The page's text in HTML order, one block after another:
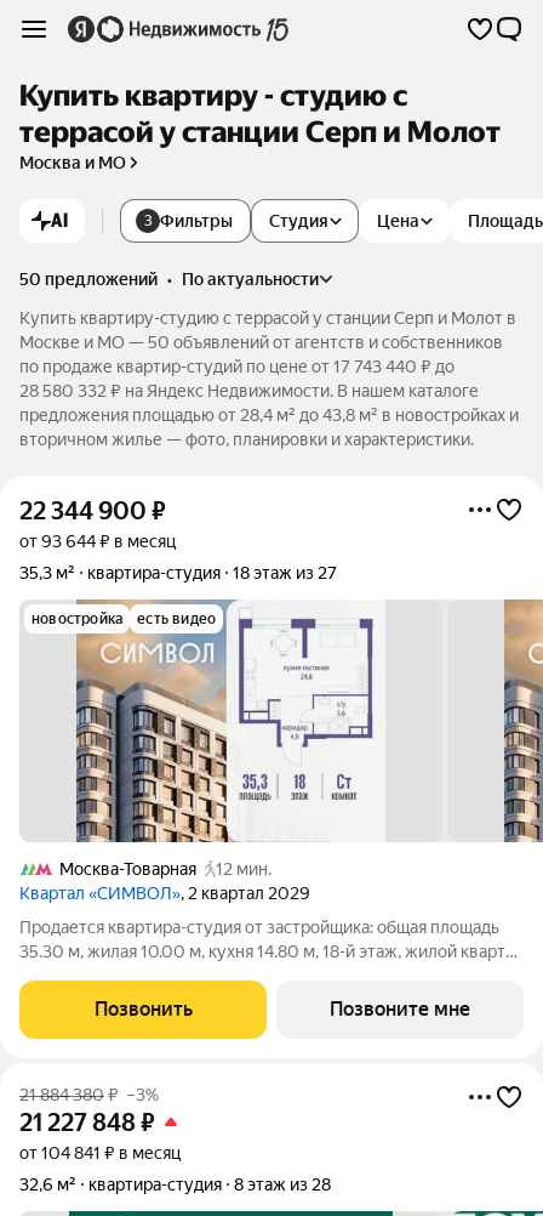
Купить квартиру - студию с
террасой у станции Серп и Молот
Москва и МО
AI 3 Фильтры Студия Цена Площадь
50 предложений •
по актуальности
Купить квартиру-студию с террасой у станции Серп и Молот в
Москве и МО — 50 объявлений от агентств и собственников
по продаже квартир-студий по цене от 17 743 440 ₽ до
28 580 332 ₽ на Яндекс Недвижимости. В нашем каталоге
предложения площадью от 28,4 м² до 43,8 м² в новостройках и
вторичном жилье — фото, планировки и характеристики.
22 344 900 ₽
от 93 644 ₽ в месяц
35,3 м²
квартира-студия 18 этаж из 27
новостройка есть видео
Москва-Товарная
12 мин.
Квартал «СИМВОЛ», 2 квартал 2029
Продается квартира-студия от застройщика: общая площадь
35.30 м, жилая 10.00 м, кухня 14.80 м, 18-й этаж, жилой квартал
года. Позвоните сейчас и забронируйте квартиру! Квартал
бизнес-класса
Позвонить Позвоните мне
21 884 380₽ –3%
21 227 848₽
от 104 841 ₽ в месяц
32,6 м²
квартира-студия 8 этаж из 28